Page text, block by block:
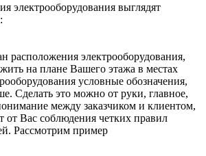
электрооборудования выглядят
расположения электрооборудования,
на плане Вашего этажа в местах
условные обозначения,
Сделать это можно от руки, главное,
между заказчиком и клиентом,
от Вас соблюдения четких правил
Рассмотрим пример